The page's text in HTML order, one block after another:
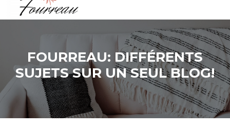
FOURREAU: DIFFÉRENTS
SUJETS SUR UN SEUL BLOG!